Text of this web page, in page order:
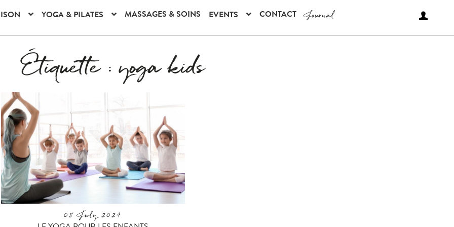
YOGA & PILATES MASSAGES & SOINS EVENTS CONTACT Journal
Étiquette :yoga kids
08 July 2024